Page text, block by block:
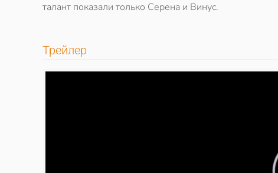
талант показали только Серена и Винус.
Трейлер